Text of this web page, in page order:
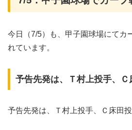
今日（7/5）も、甲子園球場にてカ
れています。
予告先発は、Ｔ村上投手、Ｃ
予告先発は、Ｔ村上投手、Ｃ床田投